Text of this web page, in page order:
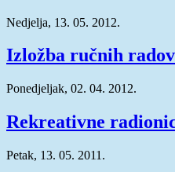
Nedjelja, 13. 05. 2012.
Izložba ručnih
Ponedjeljak, 02. 04. 2012.
Rekreativne
Petak, 13. 05. 2011.